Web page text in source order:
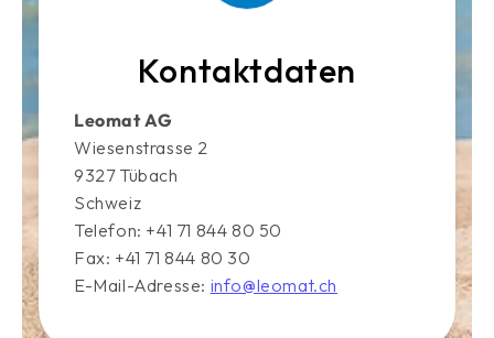
Kontaktdaten
Leomat AG
Wiesenstrasse 2
9327 Tübach
Schweiz
Telefon: +41 71 844 80 50
Fax: +41 71 844 80 30
E-Mail-Adresse: info@leomat.ch